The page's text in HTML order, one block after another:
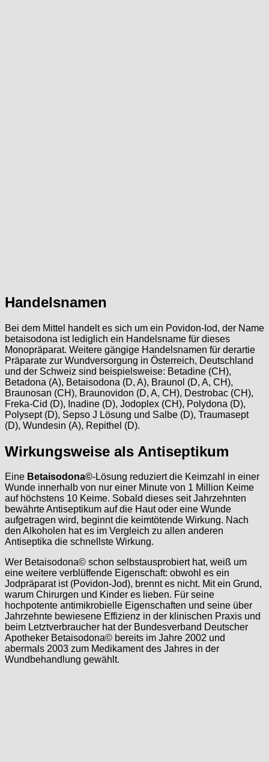
Handelsnamen
Bei dem Mittel handelt es sich um ein Povidon-Iod, der Name
betaisodona ist lediglich ein Handelsname für dieses
Monopräparat. Weitere gängige Handelsnamen für derartie
Präparate zur Wundversorgung in Österreich, Deutschland
und der Schweiz sind beispielsweise: Betadine (CH),
Betadona (A), Betaisodona (D, A), Braunol (D, A, CH),
Braunosan (CH), Braunovidon (D, A, CH), Destrobac (CH),
Freka-Cid (D), Inadine (D), Jodoplex (CH), Polydona (D),
Polysept (D), Sepso J Lösung und Salbe (D), Traumasept
(D), Wundesin (A), Repithel (D).
Wirkungsweise als Antiseptikum
Eine Betaisodona©-Lösung reduziert die Keimzahl in einer
Wunde innerhalb von nur einer Minute von 1 Million Keime
auf höchstens 10 Keime. Sobald dieses seit Jahrzehnten
bewährte Antiseptikum auf die Haut oder eine Wunde
aufgetragen wird, beginnt die keimtötende Wirkung. Nach
den Alkoholen hat es im Vergleich zu allen anderen
Antiseptika die schnellste Wirkung.
Wer Betaisodona© schon selbstausprobiert hat, weiß um
eine weitere verblüffende Eigenschaft: obwohl es ein
Jodpräparat ist (Povidon-Jod), brennt es nicht. Mit ein Grund,
warum Chirurgen und Kinder es lieben. Für seine
hochpotente antimikrobielle Eigenschaften und seine über
Jahrzehnte bewiesene Effizienz in der klinischen Praxis und
beim Letztverbraucher hat der Bundesverband Deutscher
Apotheker Betaisodona© bereits im Jahre 2002 und
abermals 2003 zum Medikament des Jahres in der
Wundbehandlung gewählt.